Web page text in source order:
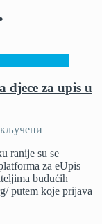
djece za upis u
sutra
počinje
elektronska
prijava
ranije su se
za eUpis
budućih
putem koje prijava